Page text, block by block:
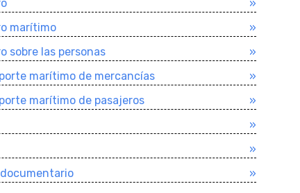
»
marí­timo
»
sobre las personas
»
marí­timo de mercancí­as
»
marí­timo de pasajeros
»
»
»
»